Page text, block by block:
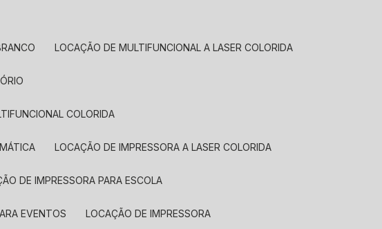
LOCAÇÃO DE MULTIFUNCIONAL A LASER COLORIDA
COLORIDA
LOCAÇÃO DE IMPRESSORA A LASER COLORIDA
DE IMPRESSORA PARA ESCOLA
EVENTOS LOCAÇÃO DE IMPRESSORA